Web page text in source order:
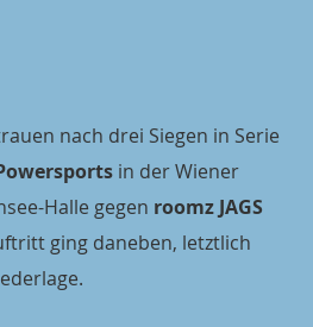
nach drei Siegen in Serie
in der Wiener
Halle gegen roomz JAGS
ging daneben, letztlich